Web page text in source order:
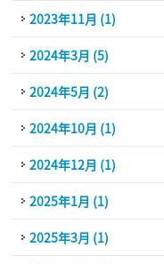
2023年11月 (1)
2024年3月 (5)
2024年5月 (2)
2024年10月 (1)
2024年12月 (1)
2025年1月 (1)
2025年3月 (1)